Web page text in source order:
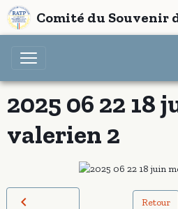
Comité du Souvenir
2025 06 22 18
valerien 2
Retour